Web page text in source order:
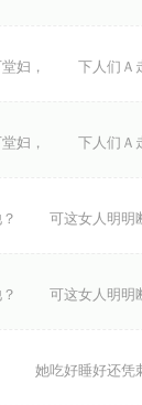
妇， 下人们Ａ
妇， 下人们Ａ
可这女人明明
可这女人明明
她吃好睡好还凭